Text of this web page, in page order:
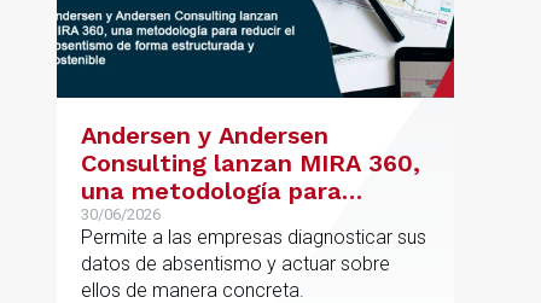
Andersen y Andersen
Consulting lanzan MIRA 360,
una metodología para
reducir el absentismo de
forma estructurada y
sostenible
30/06/2026
Permite a las empresas diagnosticar sus
datos de absentismo y actuar sobre
ellos de manera concreta.